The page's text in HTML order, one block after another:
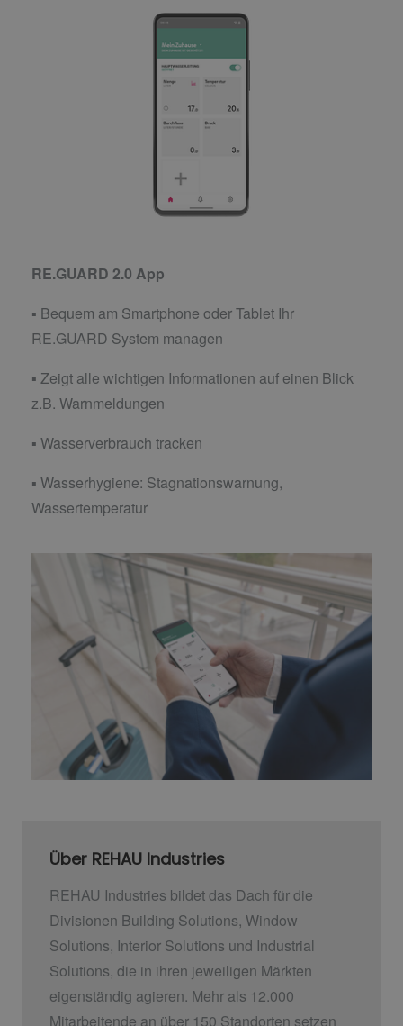
RE.GUARD 2.0 App
▪ Bequem am Smartphone oder Tablet Ihr
RE.GUARD System managen
▪ Zeigt alle wichtigen Informationen auf einen Blick
z.B. Warnmeldungen
▪ Wasserverbrauch tracken
▪ Wasserhygiene: Stagnationswarnung,
Wassertemperatur
Über REHAU Industries
REHAU Industries bildet das Dach für die
Divisionen Building Solutions, Window
Solutions, Interior Solutions und Industrial
Solutions, die in ihren jeweiligen Märkten
eigenständig agieren. Mehr als 12.000
Mitarbeitende an über 150 Standorten setzen